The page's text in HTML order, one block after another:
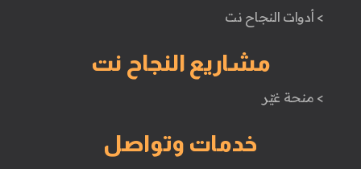
> أدوات النجاح نت
مشاريع النجاح نت
> منحة غيّر
خدمات وتواصل